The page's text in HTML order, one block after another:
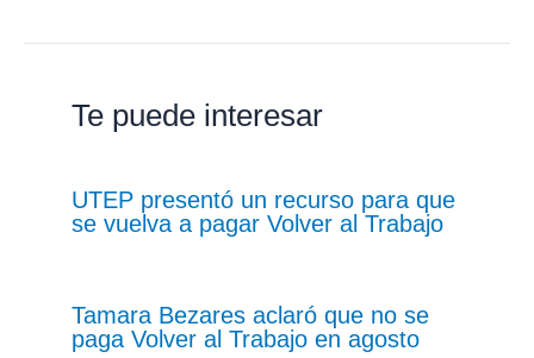
Te puede interesar
UTEP presentó un recurso para que
se vuelva a pagar Volver al Trabajo
Tamara Bezares aclaró que no se
paga Volver al Trabajo en agosto